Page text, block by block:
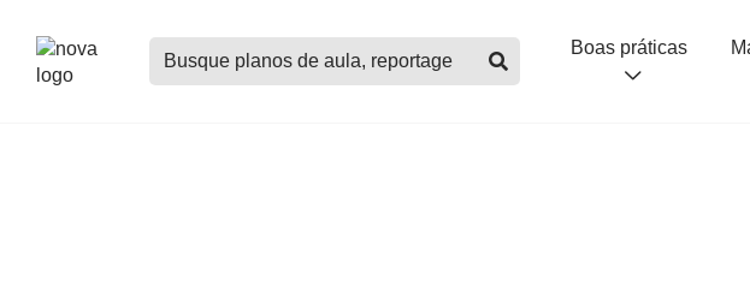
Buscar
planos
Boas práticas